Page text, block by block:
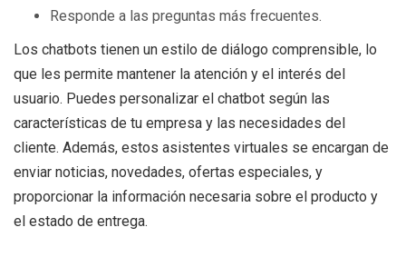
Responde a las preguntas más frecuentes.
Los chatbots tienen un estilo de diálogo comprensible, lo
que les permite mantener la atención y el interés del
usuario. Puedes personalizar el chatbot según las
características de tu empresa y las necesidades del
cliente. Además, estos asistentes virtuales se encargan de
enviar noticias, novedades, ofertas especiales, y
proporcionar la información necesaria sobre el producto y
el estado de entrega.